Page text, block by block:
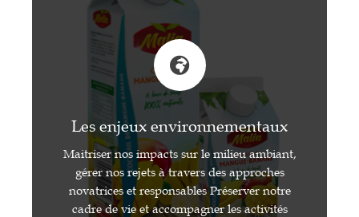
Les enjeux environnementaux
Maitriser nos impacts sur le milieu ambiant,
gérer nos rejets à travers des approches
novatrices et responsables Préserver notre
cadre de vie et accompagner les activités